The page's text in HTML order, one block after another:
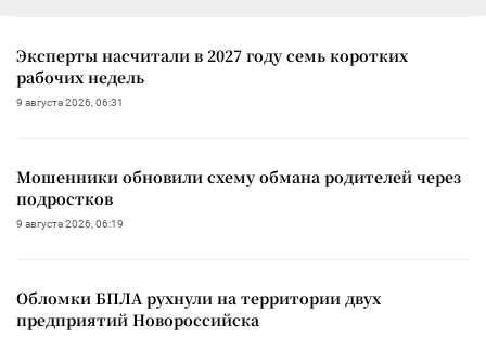
Эксперты насчитали в 2027 году семь коротких
рабочих недель
9 августа 2026, 06:31
Мошенники обновили схему обмана родителей через
подростков
9 августа 2026, 06:19
Обломки БПЛА рухнули на территории двух
предприятий Новороссийска